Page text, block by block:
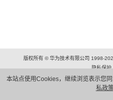
本站点使用Cookies，继续浏览表示您
私政
版权所有 © 华为技术有限公司 1998-
隐私保护